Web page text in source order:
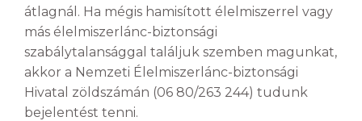
átlagnál. Ha mégis hamisított élelmiszerrel vagy
más élelmiszerlánc-biztonsági
szabálytalansággal találjuk szemben magunkat,
akkor a Nemzeti Élelmiszerlánc-biztonsági
Hivatal zöldszámán (06 80/263 244) tudunk
bejelentést tenni.